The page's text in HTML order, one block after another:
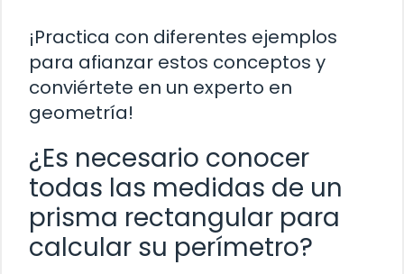
¡Practica con diferentes ejemplos
para afianzar estos conceptos y
conviértete en un experto en
geometría!
¿Es necesario conocer
todas las medidas de un
prisma rectangular para
calcular su perímetro?